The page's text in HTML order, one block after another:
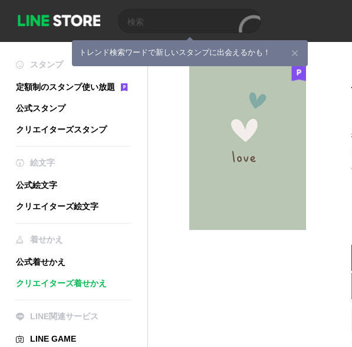
トレンド検索ワードで新しいスタンプに出会えるかも！
スタンプ
定額制のスタンプ使い放題
公式スタンプ
クリエイターズスタンプ
絵文字
公式絵文字
クリエイターズ絵文字
着せかえ
公式着せかえ
クリエイターズ着せかえ
LINE関連サービス
LINE GAME